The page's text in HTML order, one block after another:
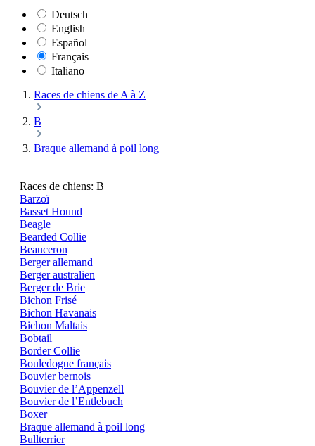
Deutsch
English
Español
Français
Italiano
Races de chiens de A à Z
B
Braque allemand à poil long
Races de chiens: B
Barzoï
Basset Hound
Beagle
Bearded Collie
Beauceron
Berger allemand
Berger australien
Berger de Brie
Bichon Frisé
Bichon Havanais
Bichon Maltais
Bobtail
Border Collie
Bouledogue français
Bouvier bernois
Bouvier de l’Appenzell
Bouvier de l’Entlebuch
Boxer
Braque allemand à poil long
Bullterrier